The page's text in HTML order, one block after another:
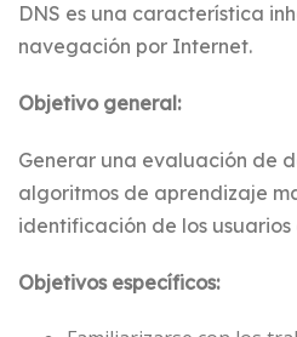
DNS es una característica
navegación por Internet.
Objetivo general:
Generar una evaluación de
algoritmos de aprendizaje
identificación de los usuarios
Objetivos específicos: